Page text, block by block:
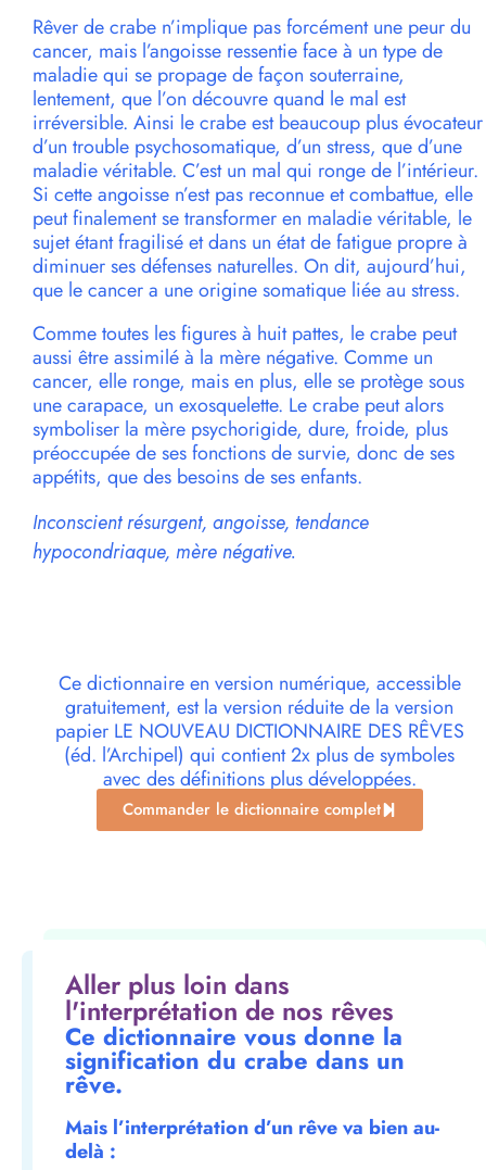
Rêver de crabe n’implique pas forcément une peur du
cancer, mais l’angoisse ressentie face à un type de
maladie qui se propage de façon souterraine,
lentement, que l’on découvre quand le mal est
irréversible. Ainsi le crabe est beaucoup plus évocateur
d’un trouble psychosomatique, d’un stress, que d’une
maladie véritable. C’est un mal qui ronge de l’intérieur.
Si cette angoisse n’est pas reconnue et combattue, elle
peut finalement se transformer en maladie véritable, le
sujet étant fragilisé et dans un état de fatigue propre à
diminuer ses défenses naturelles. On dit, aujourd’hui,
que le cancer a une origine somatique liée au stress.
Comme toutes les figures à huit pattes, le crabe peut
aussi être assimilé à la mère négative. Comme un
cancer, elle ronge, mais en plus, elle se protège sous
une carapace, un exosquelette. Le crabe peut alors
symboliser la mère psychorigide, dure, froide, plus
préoccupée de ses fonctions de survie, donc de ses
appétits, que des besoins de ses enfants.
Inconscient résurgent, angoisse, tendance
hypocondriaque, mère négative.
Ce dictionnaire en version numérique, accessible
gratuitement, est la version réduite de la version
papier LE NOUVEAU DICTIONNAIRE DES RÊVES
(éd. l’Archipel) qui contient 2x plus de symboles
avec des définitions plus développées.
Commander le dictionnaire complet
Aller plus loin dans
l'interprétation de nos rêves
Ce dictionnaire vous donne la
signification du crabe dans un
rêve.
Mais l’interprétation d’un rêve va bien au-
delà :